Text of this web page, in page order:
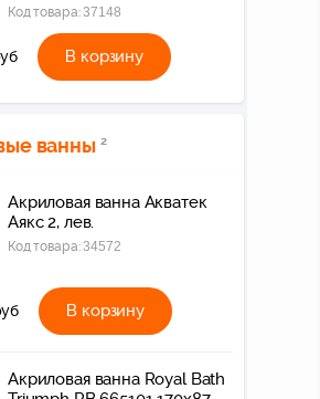
Код товара:37148
В корзину
ванны 2
Акриловая ванна Акватек
Аякс 2, лев.
Код товара:34572
В корзину
Акриловая ванна Royal Bath